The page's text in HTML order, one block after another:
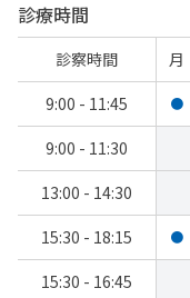
診療時間
診察時間 月
9:00 - 11:45
●
9:00 - 11:30
13:00 - 14:30
15:30 - 18:15 ●
15:30 - 16:45